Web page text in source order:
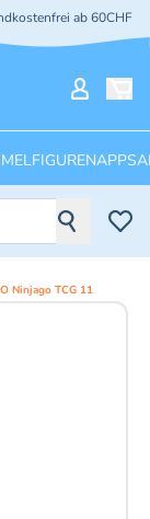
ab 60CHF
APPS
Ninjago TCG 11